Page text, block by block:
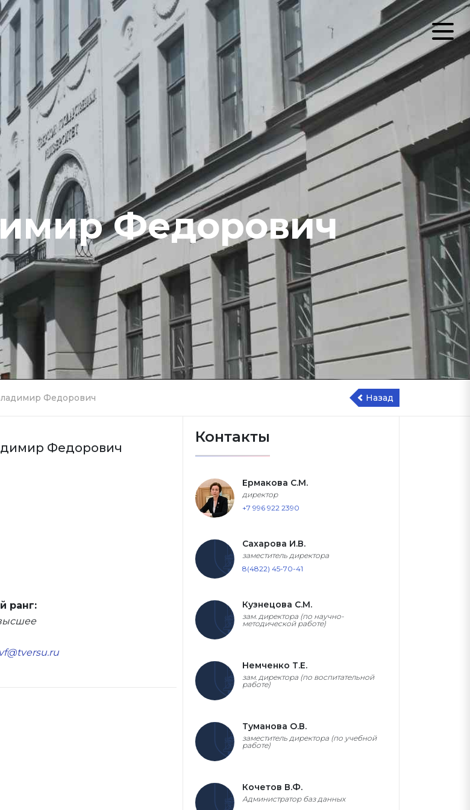
Федорович
Федорович Назад
Федорович
ранг:
Контакты
Ермакова С.М.
директор
+7 996 922 2390
Сахарова И.В.
заместитель директора
8(4822) 45-70-41
Кузнецова С.М.
зам. директора (по научно-
методической работе)
Немченко Т.Е.
зам. директора (по воспитательной
работе)
Туманова О.В.
заместитель директора (по учебной
работе)
Кочетов В.Ф.
Администратор баз данных